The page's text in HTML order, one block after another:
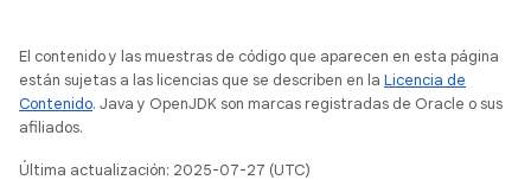
El contenido y las muestras de código que aparecen en esta página
están sujetas a las licencias que se describen en la Licencia de
Contenido. Java y OpenJDK son marcas registradas de Oracle o sus
afiliados.
Última actualización: 2025-07-27 (UTC)